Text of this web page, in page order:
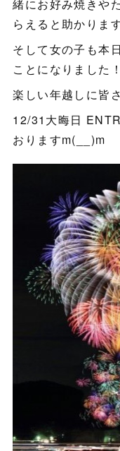
緒にお好み焼きや
らえると助かりま
そして女の子も本
ことになりました
楽しい年越しに皆
12/31大晦日
おりますm(__)m